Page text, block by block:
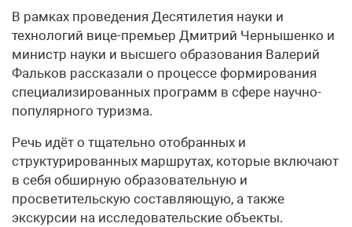
В рамках проведения Десятилетия науки и
технологий вице-премьер Дмитрий Чернышенко и
министр науки и высшего образования Валерий
Фальков рассказали о процессе формирования
специализированных программ в сфере научно-
популярного туризма.
Речь идёт о тщательно отобранных и
структурированных маршрутах, которые включают
в себя обширную образовательную и
просветительскую составляющую, а также
экскурсии на исследовательские объекты.